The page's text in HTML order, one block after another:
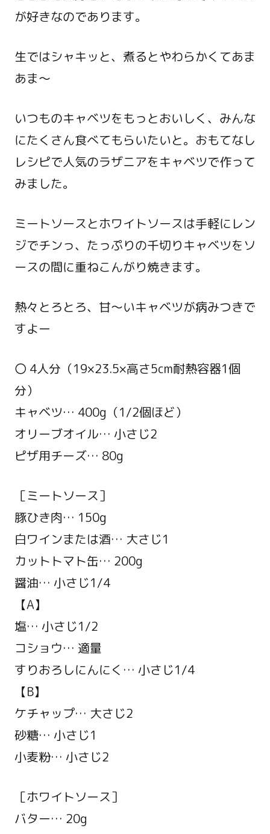
が好きなのであります。
生ではシャキッと、煮るとやわらかくてあま
あま～
いつものキャベツをもっとおいしく、みんな
にたくさん食べてもらいたいと。おもてなし
レシピで人気のラザニアをキャベツで作って
みました。
ミートソースとホワイトソースは手軽にレン
ジでチンっ、たっぷりの千切りキャベツをソ
ースの間に重ねこんがり焼きます。
熱々とろとろ、甘～いキャベツが病みつきで
すよー
〇 4人分（19×23.5×高さ5cm耐熱容器1個
分）
キャベツ… 400g（1/2個ほど）
オリーブオイル… 小さじ2
ピザ用チーズ… 80g
［ミートソース］
豚ひき肉… 150g
白ワインまたは酒… 大さじ1
カットトマト缶… 200g
醤油… 小さじ1/4
【A】
塩… 小さじ1/2
コショウ… 適量
すりおろしにんにく… 小さじ1/4
【B】
ケチャップ… 大さじ2
砂糖… 小さじ1
小麦粉… 小さじ2
［ホワイトソース］
バター… 20g